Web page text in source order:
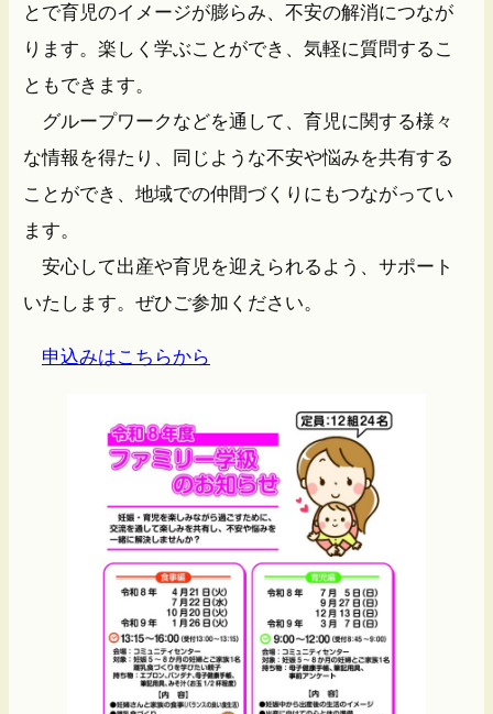
とで育児のイメージが膨らみ、不安の解消につなが
ります。楽しく学ぶことができ、気軽に質問するこ
ともできます。
グループワークなどを通して、育児に関する様々
な情報を得たり、同じような不安や悩みを共有する
ことができ、地域での仲間づくりにもつながってい
ます。
安心して出産や育児を迎えられるよう、サポート
いたします。ぜひご参加ください。
申込みはこちらから